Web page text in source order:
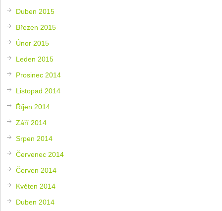
Duben 2015
Březen 2015
Únor 2015
Leden 2015
Prosinec 2014
Listopad 2014
Říjen 2014
Září 2014
Srpen 2014
Červenec 2014
Červen 2014
Květen 2014
Duben 2014